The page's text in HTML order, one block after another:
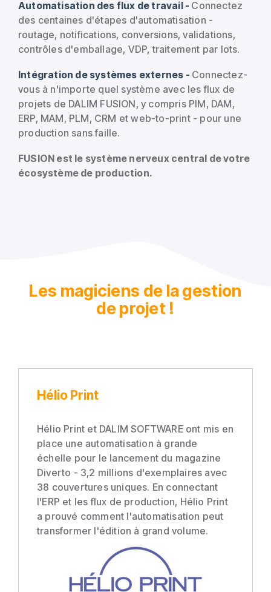
Automatisation des flux de travail - Connectez
des centaines d'étapes d'automatisation -
routage, notifications, conversions, validations,
contrôles d'emballage, VDP, traitement par lots.
Intégration de systèmes externes - Connectez-
vous à n'importe quel système avec les flux de
projets de DALIM FUSION, y compris PIM, DAM,
ERP, MAM, PLM, CRM et web-to-print - pour une
production sans faille.
FUSION est le système nerveux central de votre
écosystème de production.
Les magiciens de la gestion
de projet !
Hélio Print
Hélio Print et DALIM SOFTWARE ont mis en
place une automatisation à grande
échelle pour le lancement du magazine
Diverto - 3,2 millions d'exemplaires avec
38 couvertures uniques. En connectant
l'ERP et les flux de production, Hélio Print
a prouvé comment l'automatisation peut
transformer l'édition à grand volume.